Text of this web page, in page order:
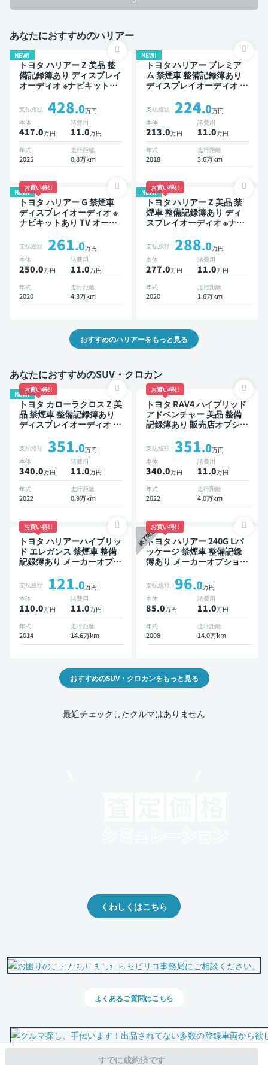
すでに成約済です
あなたにおすすめのハリアー
NEW!
トヨタ ハリアー Z 美品 整
備記録簿あり ディスプレイ
オーディオ ※ナビキットあ
モニター デジタルインナー
ミラー オートクルーズ ス
マートキー ETC 電動バッ
クドア バックモニター ド
ライブレコーダー フルエア
ロ 衝突軽減
支払総額 428.0万円
本体
417.0万円
諸費用
11.0万円
年式
2025
走行距離
0.8万km
NEW!
トヨタ ハリアー プレミア
ム 禁煙車 整備記録簿あり
ディスプレイオーディオ ※
クルーズ ワイヤレスキー
スマートキー ETC 電動バ
ックドア バックモニター
ドライブレコーダー 衝突軽
減
支払総額 224.0万円
本体
213.0万円
諸費用
11.0万円
年式
2018
走行距離
3.6万km
NEW!
お買い得!!
トヨタ ハリアー G 禁煙車
ディスプレイオーディオ ※
ナビキットあり TV オート
動バックドア ドライブレコ
ーダー 衝突軽減
支払総額 261.0万円
本体
250.0万円
諸費用
11.0万円
年式
2020
走行距離
4.3万km
NEW!
お買い得!!
トヨタ ハリアー Z 美品 禁
煙車 整備記録簿あり ディ
スプレイオーディオ ※ナビ
スポットモニター デジタル
インナーミラー オートクル
ーズ スマートキー ETC サ
ンルーフ バックモニター
全方位カメラ ドライブレコ
ーダー 衝突軽減
支払総額 288.0万円
本体
277.0万円
諸費用
11.0万円
年式
2020
走行距離
1.6万km
おすすめのハリアーをもっと見る
あなたにおすすめのSUV・クロカン
NEW!
お買い得!!
トヨタ カローラクロス Z 美
品 禁煙車 整備記録簿あり
ディスプレイオーディオ ※
スポットモニター オートク
ルーズ スマートキー ETC
電動バックドア バックモニ
ター 全方位カメラ ドライ
ブレコーダー 衝突軽減
支払総額 351.0万円
本体
340.0万円
諸費用
11.0万円
年式
2022
走行距離
0.9万km
お買い得!!
トヨタ RAV4 ハイブリッド
アドベンチャー 美品 整備
記録簿あり 販売店オプショ
ットモニター デジタルイン
ナーミラー オートクルーズ
スマートキー ETC バック
モニター ドライブレコーダ
ー 衝突軽減
支払総額 351.0万円
本体
340.0万円
諸費用
11.0万円
年式
2022
走行距離
4.0万km
お買い得!!
トヨタ ハリアーハイブリッ
ド エレガンス 禁煙車 整備
記録簿あり メーカーオプシ
ETC バックモニター ドラ
イブレコーダー
支払総額 121.0万円
本体
110.0万円
諸費用
11.0万円
年式
2014
走行距離
14.6万km
終了間近
お買い得!!
トヨタ ハリアー 240G Lパ
ッケージ 禁煙車 整備記録
簿あり メーカーオプション
ETC サンルーフ バックモ
ニター ドライブレコーダー
支払総額 96.0万円
本体
85.0万円
諸費用
11.0万円
年式
2008
走行距離
14.0万km
おすすめのSUV・クロカンをもっと見る
最近チェックしたクルマはありません
くわしくはこちら
0800-500-5500
よくあるご質問はこちら